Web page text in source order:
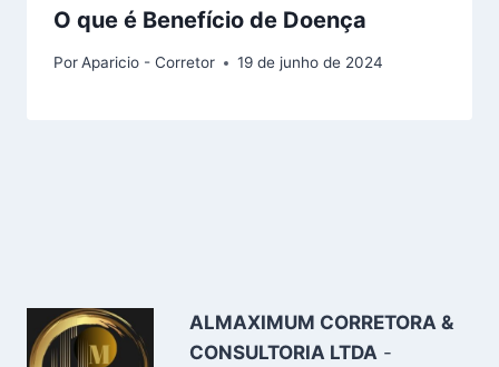
O que é Benefício de Doença
PorAparicio - Corretor 19 de junho de 2024
ALMAXIMUM CORRETORA &
CONSULTORIA LTDA -